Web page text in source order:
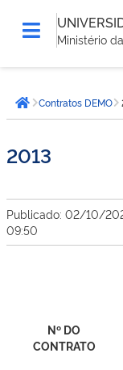
Ministério
está
aqui:Página inicial
Contratos DEMO
2013
Publicado: 02/10/
09:50
Nº DO
CONTRATO